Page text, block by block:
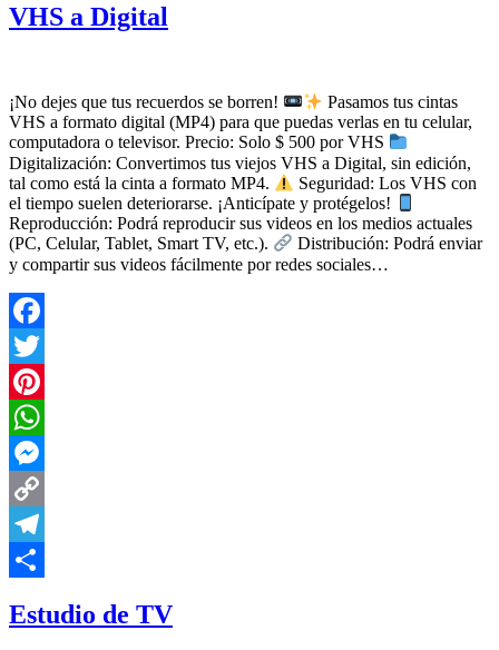
VHS a Digital
¡No dejes que tus recuerdos se borren!
Pasamos tus cintas
VHS a formato digital (MP4) para que puedas verlas en tu celular,
computadora o televisor. Precio: Solo $ 500 por VHS
Digitalización: Convertimos tus viejos VHS a Digital, sin edición,
tal como está la cinta a formato MP4.
Seguridad: Los VHS con
el tiempo suelen deteriorarse. ¡Anticípate y protégelos!
Reproducción: Podrá reproducir sus videos en los medios actuales
(PC, Celular, Tablet, Smart TV, etc.).
Distribución: Podrá enviar
y compartir sus videos fácilmente por redes sociales…
Facebook
Twitter
Pinterest
WhatsApp
Messenger
Copy
Link
Telegram
Estudio de TV